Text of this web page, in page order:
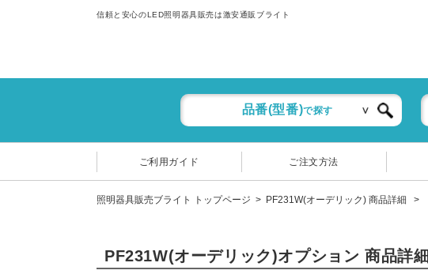
信頼と安心のLED照明器具販売は激安通販ブライト
品番(型番)で探す
ご利用ガイド ご注文方法
照明器具販売ブライト トップページ PF231W(オーデリック) 商品詳細
PF231W(オーデリック)オプション 商品詳細